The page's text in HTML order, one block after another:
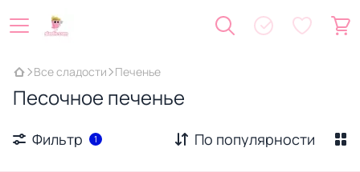
Все сладости Печенье
Песочное печенье
Фильтр 1 По популярности